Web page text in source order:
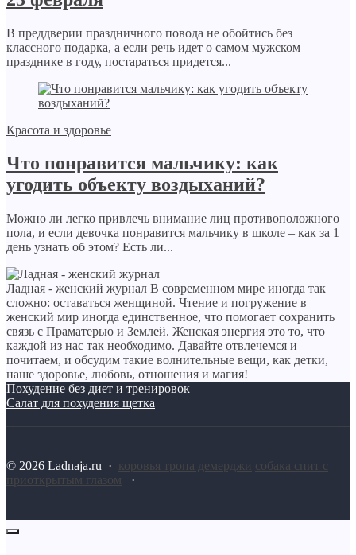
В преддверии праздничного повода не обойтись без
классного подарка, а если речь идет о самом мужском
празднике в году, постараться придется...
Красота и здоровье
Что понравится мальчику: как
угодить объекту воздыханий?
Можно ли легко привлечь внимание лиц противоположного
пола, и если девочка понравится мальчику в школе – как за 1
день узнать об этом? Есть ли...
Ладная - женский журнал В современном мире иногда так
сложно: оставаться женщиной. Чтение и погружение в
женский мир иногда единственное, что помогает сохранить
связь с Праматерью и Землей. Женская энергия это то, что
каждой из нас так необходимо. Давайте отвлечемся и
почитаем, и обсудим такие волнительные вещи, как детки,
наше здоровье, любовь, отношения и магия!
Похудение без диет и тренировок
Салат для похудения щетка
© 2026 Ladnaja.ru · коровья тропа демерджи собака спит с
приоткрытым глазом
·